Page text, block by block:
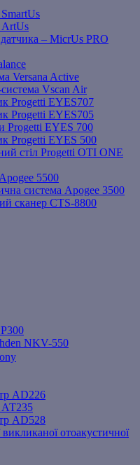
ArtUs
– MicrUs PRO
Versana Active
Vscan Air
Progetti EYES707
Progetti EYES705
Progetti EYES 700
Progetti EYES 500
стіл Progetti OTI ONE
5500
система Apogee 3500
сканер CTS-8800
NKV-550
AD226
АТ235
AD528
отоакустичної